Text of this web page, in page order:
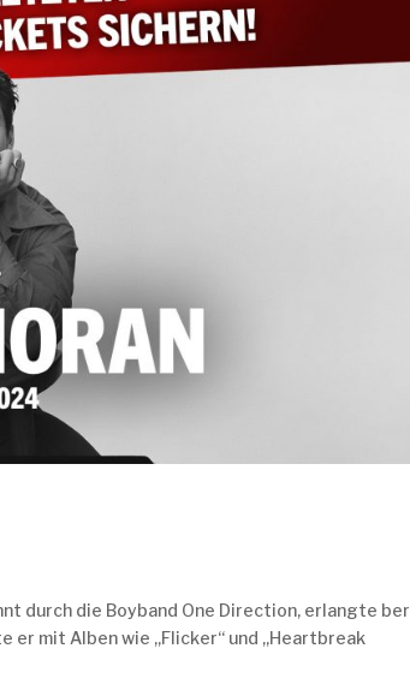
durch die Boyband One Direction, erlangte
er mit Alben wie „Flicker“ und „Heartbreak